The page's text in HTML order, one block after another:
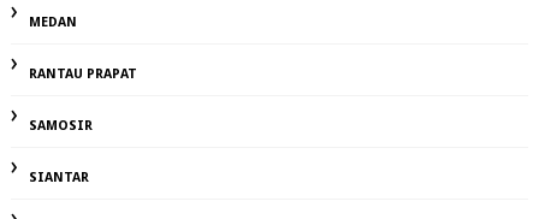
MEDAN
RANTAU PRAPAT
SAMOSIR
SIANTAR